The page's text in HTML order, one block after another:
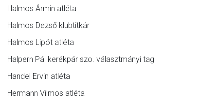
Halmos Ármin atléta
Halmos Dezső klubtitkár
Halmos Lipót atléta
Halpern Pál kerékpár szo. választmányi tag
Handel Ervin atléta
Hermann Vilmos atléta